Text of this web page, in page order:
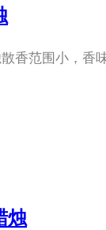
香范围小，香
烛